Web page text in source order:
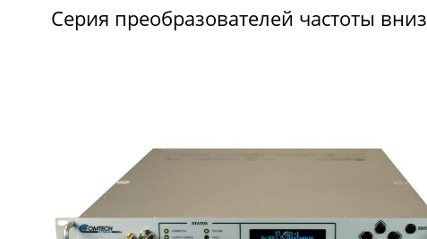
Серия преобразователей частоты вниз